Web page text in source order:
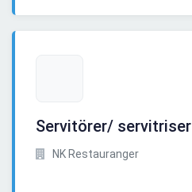
Servitörer/ servitriser
NK Restauranger